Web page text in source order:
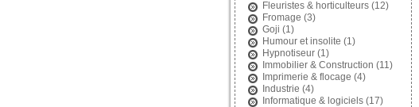
Fleuristes & horticulteurs(12)
Fromage (3)
Goji (1)
Humour et insolite (1)
Hypnotiseur(1)
Immobilier & Construction (11)
Imprimerie & flocage (4)
Industrie (4)
Informatique & logiciels(17)